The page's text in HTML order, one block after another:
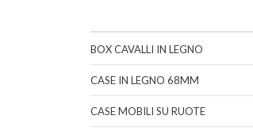
BOX CAVALLI IN LEGNO
CASE IN LEGNO 68MM
CASE MOBILI SU RUOTE